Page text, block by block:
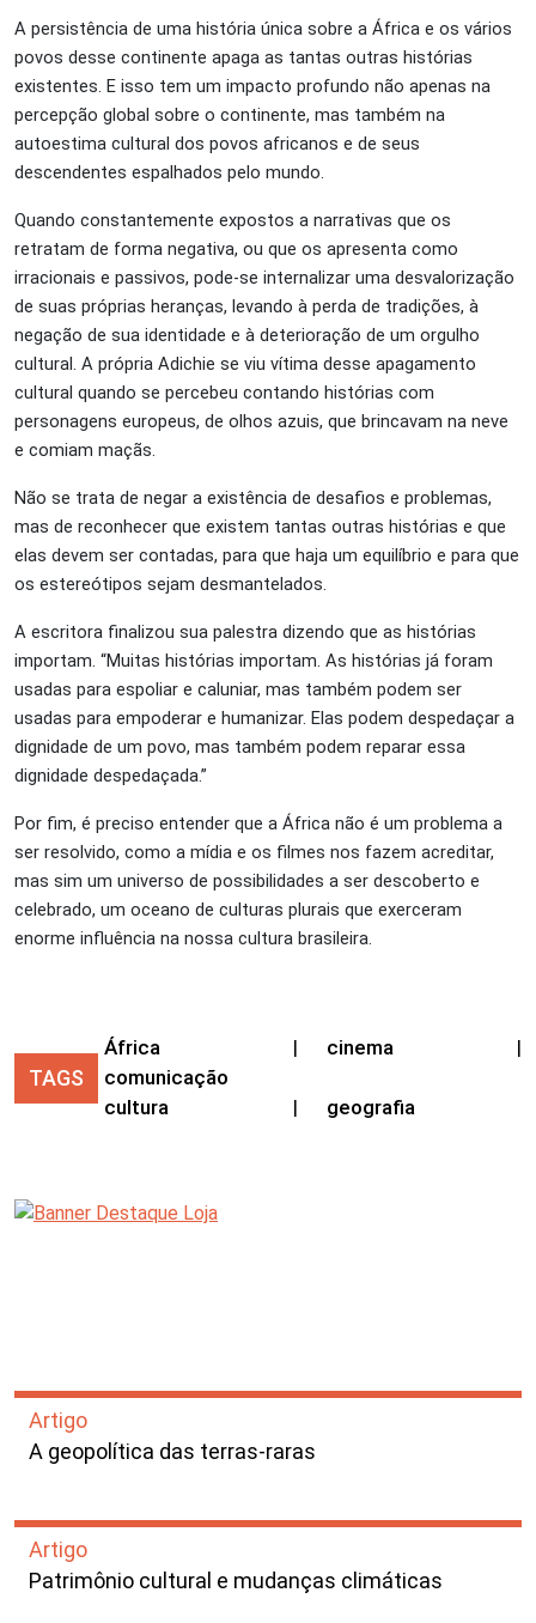
A persistência de uma história única sobre a África e os vários
povos desse continente apaga as tantas outras histórias
existentes. E isso tem um impacto profundo não apenas na
percepção global sobre o continente, mas também na
autoestima cultural dos povos africanos e de seus
descendentes espalhados pelo mundo.
Quando constantemente expostos a narrativas que os
retratam de forma negativa, ou que os apresenta como
irracionais e passivos, pode-se internalizar uma desvalorização
de suas próprias heranças, levando à perda de tradições, à
negação de sua identidade e à deterioração de um orgulho
cultural. A própria Adichie se viu vítima desse apagamento
cultural quando se percebeu contando histórias com
personagens europeus, de olhos azuis, que brincavam na neve
e comiam maçãs.
Não se trata de negar a existência de desafios e problemas,
mas de reconhecer que existem tantas outras histórias e que
elas devem ser contadas, para que haja um equilíbrio e para que
os estereótipos sejam desmantelados.
A escritora finalizou sua palestra dizendo que as histórias
importam. “Muitas histórias importam. As histórias já foram
usadas para espoliar e caluniar, mas também podem ser
usadas para empoderar e humanizar. Elas podem despedaçar a
dignidade de um povo, mas também podem reparar essa
dignidade despedaçada.”
Por fim, é preciso entender que a África não é um problema a
ser resolvido, como a mídia e os filmes nos fazem acreditar,
mas sim um universo de possibilidades a ser descoberto e
celebrado, um oceano de culturas plurais que exerceram
enorme influência na nossa cultura brasileira.
TAGS
África | cinema
|
comunicação
cultura
| geografia
Artigo
A geopolítica das terras-raras
Artigo
Patrimônio cultural e mudanças climáticas